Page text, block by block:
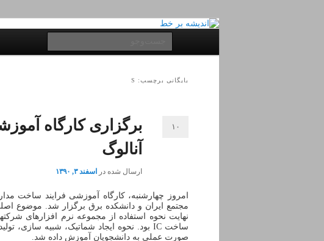
بایگانی برچسب: S
برگزاری کارگاه
آنالوگ
ارسال شده در اسفند ۳, ۱۳۹۰
۱۰
مجتمع ایران و دانشکده برق برگزار شد. موضوع
صورت عملی به دانشجویان آموزش داده شد.